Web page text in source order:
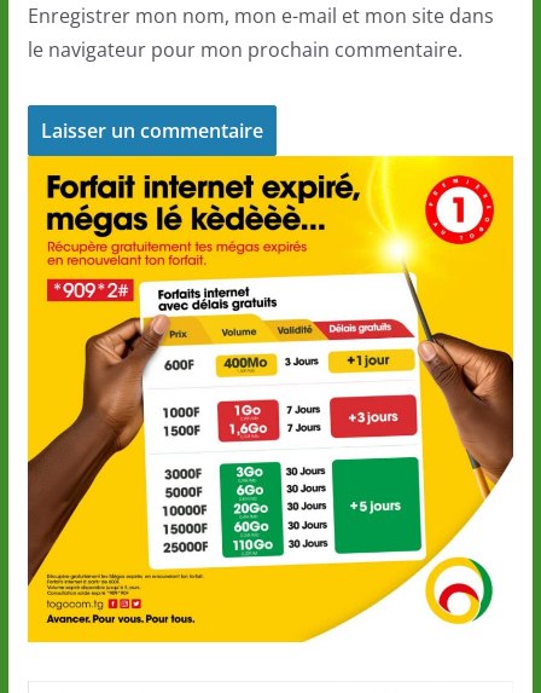
Enregistrer mon nom, mon e-mail et mon site dans
le navigateur pour mon prochain commentaire.